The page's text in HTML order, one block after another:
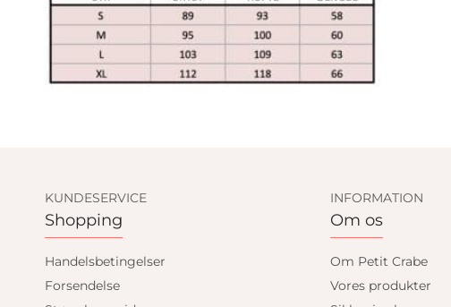
KUNDESERVICE
Shopping
Handelsbetingelser
Forsendelse
INFORMATION
Om os
Om Petit Crabe
Vores produkter